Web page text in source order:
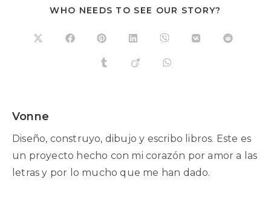
WHO NEEDS TO SEE OUR STORY?
Vonne
Diseño, construyo, dibujo y escribo libros. Este es
un proyecto hecho con mi corazón por amor a las
letras y por lo mucho que me han dado.